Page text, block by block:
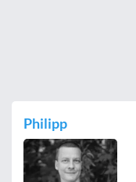
Philipp